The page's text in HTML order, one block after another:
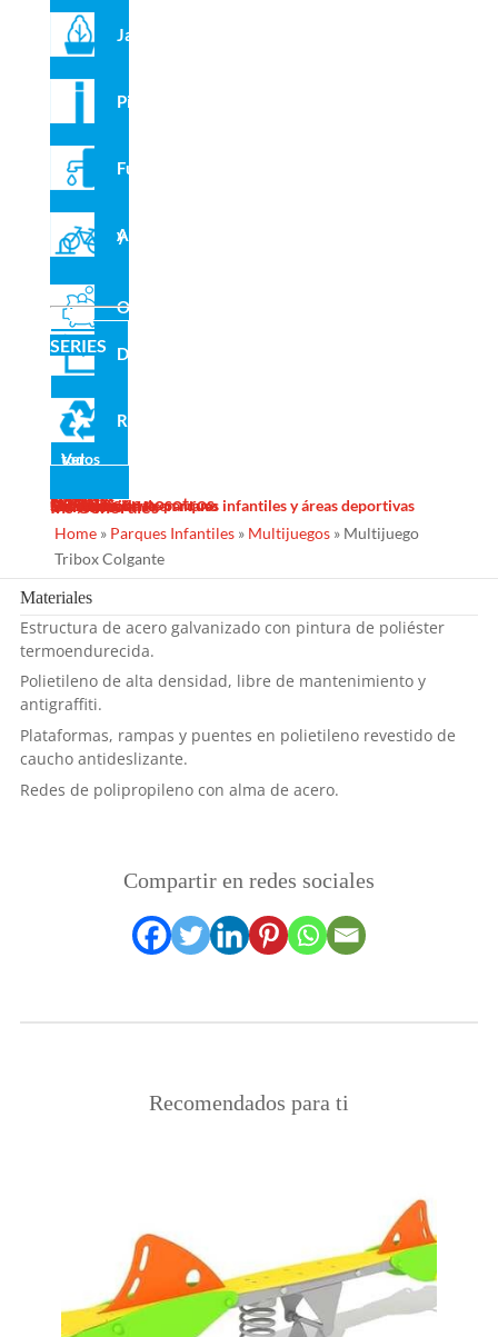
Jardineras
Pilonas
Fuentes
Aparcabicis y VMP
Outlet
SERIES Domo
Reciclado
Ver todos
Sombras Textiles
Noticias
Galería
Trabaja con nosotros
Servicios
Diseño
Fabricacion
Mantenimiento
Proyectos llave en mano
Desinfección de parques infantiles y áreas deportivas
Contacto
Ins Generales
Home» Parques Infantiles» Multijuegos» Multijuego
Tribox Colgante
R4294
X
Certifi
cado
produ
cto
Multiestructura infantil para parques
Multijuego metálico de moderno diseño y atractivos colores.
Su robusta estructura y la calidad de sus componentes lo
exterior. Certificado por TUV según normativa de seguridad
EN 1176.
Materiales
Estructura de acero galvanizado con pintura de poliéster
termoendurecida.
Polietileno de alta densidad, libre de mantenimiento y
antigraffiti.
Plataformas, rampas y puentes en polietileno revestido de
caucho antideslizante.
Redes de polipropileno con alma de acero.
Compartir en redes sociales
Recomendados para ti